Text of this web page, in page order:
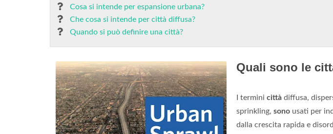
Cosa si intende per espansione urbana?
Che cosa si intende per città diffusa?
Quando si può definire una città?
Quali sono le
I termini città diffusa,
sprinkling, sono usati per
dalla crescita rapida e